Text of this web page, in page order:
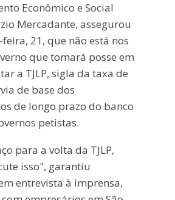
Econômico e Social
Mercadante, assegurou
21, que não está nos
que tomará posse em
a TJLP, sigla da taxa de
de base dos
de longo prazo do banco
petistas.
para a volta da TJLP,
isso", garantiu
entrevista à imprensa,